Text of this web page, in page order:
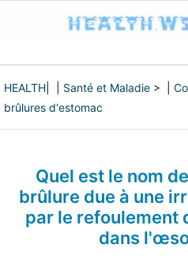
HEALTH Santé et Maladie > |
brûlures d'estomac
Quel est le nom
brûlure due à une
par le refoulement
dans